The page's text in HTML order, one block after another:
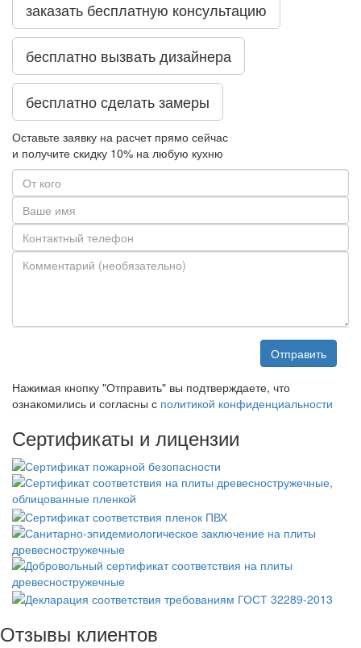
заказать бесплатную консультацию
бесплатно вызвать дизайнера
бесплатно сделать замеры
Оставьте заявку на расчет прямо сейчас
и получите скидку 10% на любую кухню
Отправить
Нажимая кнопку "Отправить" вы подтверждаете, что
ознакомились и согласны с политикой конфиденциальности
Сертификаты и лицензии
Отзывы клиентов